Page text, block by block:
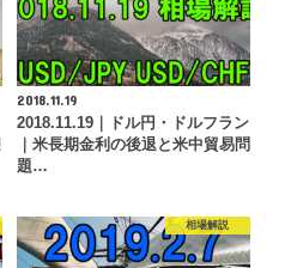
2018.11.19
2018.11.19｜ドル円・ドルフラン
｜米長期金利の後退と米中貿易問
題…
相場解説